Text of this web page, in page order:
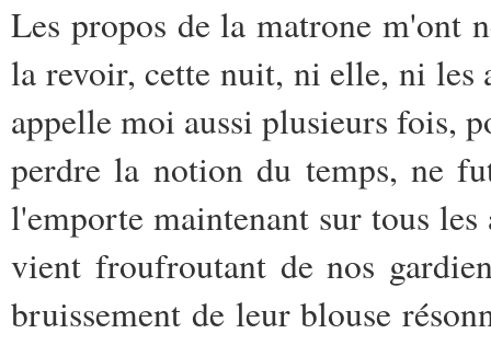
Les propos de la matrone m'ont
la revoir, cette nuit, ni elle, ni les
appelle moi aussi plusieurs fois,
perdre la notion du temps, ne
l'emporte maintenant sur tous
vient froufroutant de nos
bruissement de leur blouse